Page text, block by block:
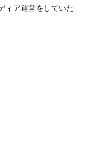
ィア運営をしていた